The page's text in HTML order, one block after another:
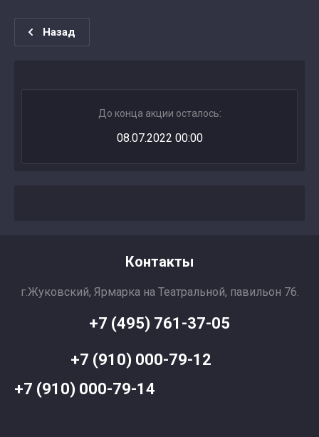
До конца акции осталось:
08.07.2022 00:00
Назад
Контакты
г.Жуковский, Ярмарка на Театральной, павильон 76.
+7 (495) 761-37-05
+7 (910) 000-79-12
+7 (910) 000-79-14